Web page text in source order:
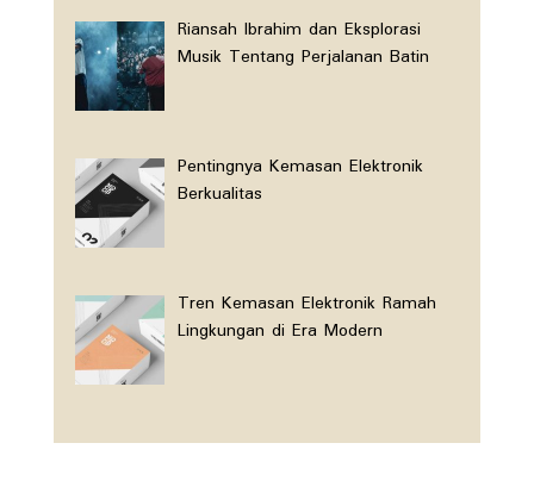
Riansah Ibrahim dan Eksplorasi
Musik Tentang Perjalanan Batin
Pentingnya Kemasan Elektronik
Berkualitas
Tren Kemasan Elektronik Ramah
Lingkungan di Era Modern